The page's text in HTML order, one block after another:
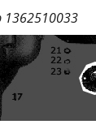
1362510033